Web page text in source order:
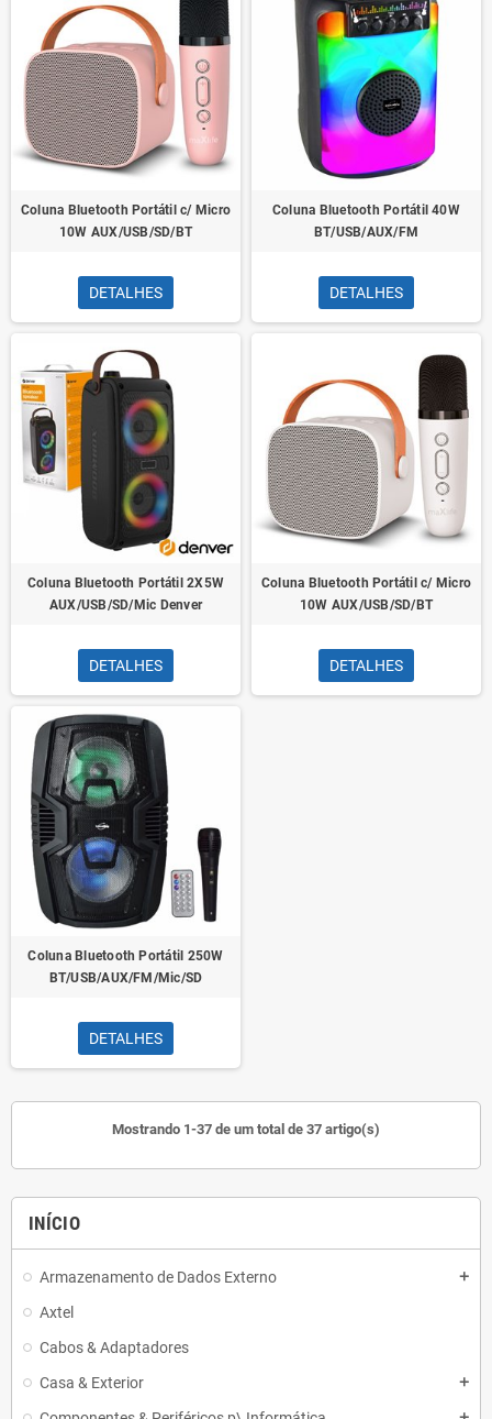
INÍCIO
Armazenamento de Dados Externo add
Axtel
Cabos & Adaptadores
Casa & Exterior
add
Coluna Bluetooth Portátil c/ Micro
10W AUX/USB/SD/BT
DETALHES
Coluna Bluetooth Portátil 40W
BT/USB/AUX/FM
DETALHES
Coluna Bluetooth Portátil 2X5W
AUX/USB/SD/Mic Denver
DETALHES
Coluna Bluetooth Portátil c/ Micro
10W AUX/USB/SD/BT
DETALHES
Coluna Bluetooth Portátil 250W
BT/USB/AUX/FM/Mic/SD
DETALHES
Mostrando 1-37 de um total de 37 artigo(s)